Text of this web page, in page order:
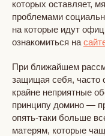
которых оставляет,
проблемами
на которые идут
ознакомиться на
При ближайшем
защищая себя, часто
крайне неприятные
принципу домино —
опять-таки больше
матерям, которые